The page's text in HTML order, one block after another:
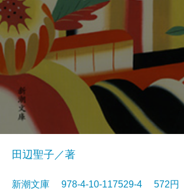
田辺聖子／著
新潮文庫 978-4-10-117529-4 572